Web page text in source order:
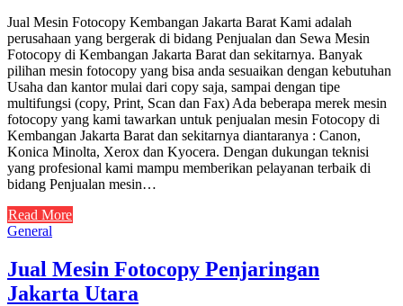
Jual Mesin Fotocopy Kembangan Jakarta Barat Kami adalah
perusahaan yang bergerak di bidang Penjualan dan Sewa Mesin
Fotocopy di Kembangan Jakarta Barat dan sekitarnya. Banyak
pilihan mesin fotocopy yang bisa anda sesuaikan dengan kebutuhan
Usaha dan kantor mulai dari copy saja, sampai dengan tipe
multifungsi (copy, Print, Scan dan Fax) Ada beberapa merek mesin
fotocopy yang kami tawarkan untuk penjualan mesin Fotocopy di
Kembangan Jakarta Barat dan sekitarnya diantaranya : Canon,
Konica Minolta, Xerox dan Kyocera. Dengan dukungan teknisi
yang profesional kami mampu memberikan pelayanan terbaik di
bidang Penjualan mesin…
Read More
General
Jual Mesin Fotocopy Penjaringan
Jakarta Utara